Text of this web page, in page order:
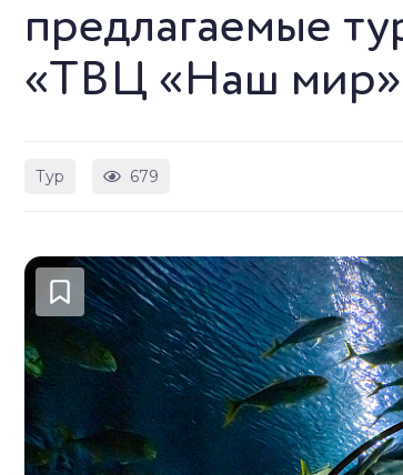
предлагаемые
«ТВЦ «Наш мир»
Тур 679